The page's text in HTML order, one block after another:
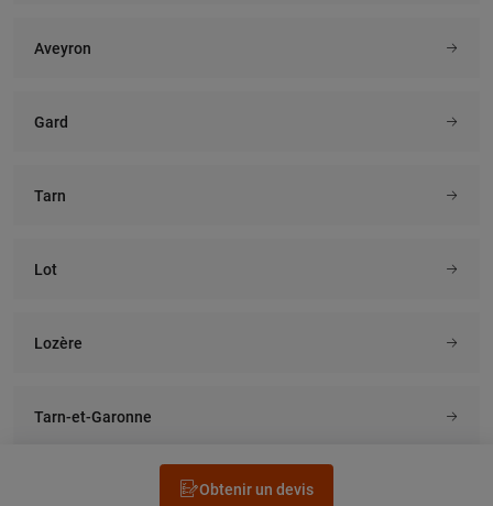
Obtenir un devis
Aveyron
Gard
Tarn
Lot
Lozère
Tarn-et-Garonne